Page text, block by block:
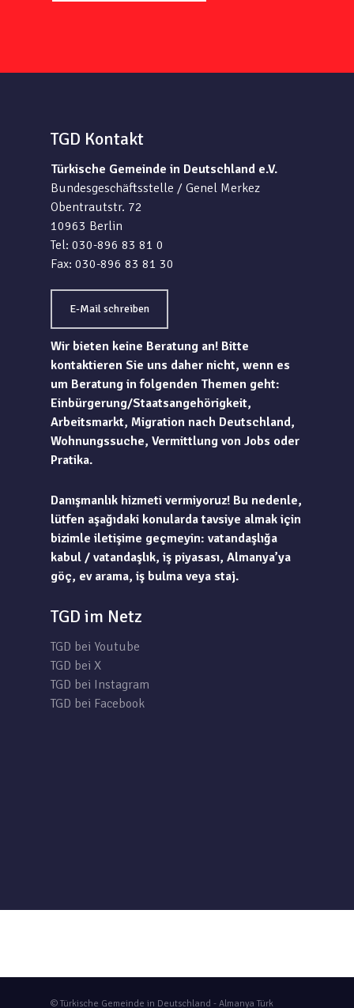
TGD Kontakt
Türkische Gemeinde in Deutschland e.V.
Bundesgeschäftsstelle / Genel Merkez
Obentrautstr. 72
10963 Berlin
Tel: 030-896 83 81 0
Fax: 030-896 83 81 30
E-Mail schreiben
Wir bieten keine Beratung an! Bitte
kontaktieren Sie uns daher nicht, wenn es
um Beratung in folgenden Themen geht:
Einbürgerung/Staatsangehörigkeit,
Arbeitsmarkt, Migration nach Deutschland,
Wohnungssuche, Vermittlung von Jobs oder
Pratika.
Danışmanlık hizmeti vermiyoruz! Bu nedenle,
lütfen aşağıdaki konularda tavsiye almak için
bizimle iletişime geçmeyin: vatandaşlığa
kabul / vatandaşlık, iş piyasası, Almanya’ya
göç, ev arama, iş bulma veya staj.
TGD im Netz
TGD bei Youtube
TGD bei X
TGD bei Instagram
TGD bei Facebook
© Türkische Gemeinde in Deutschland - Almanya Türk